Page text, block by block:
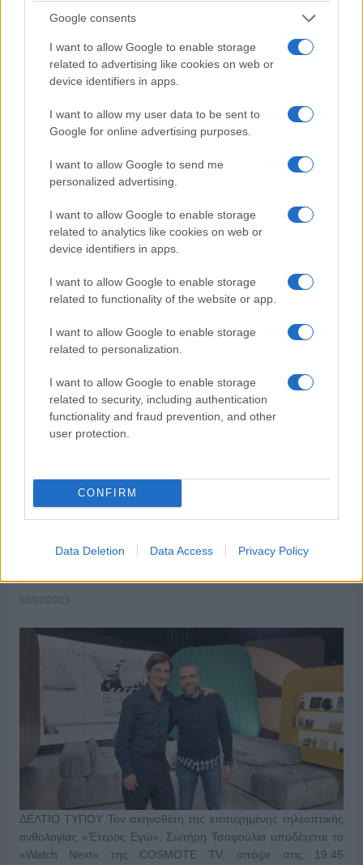
Google consents
I want to allow Google to enable storage
related to advertising like cookies on web or
device identifiers in apps.
I want to allow my user data to be sent to
Google for online advertising purposes.
I want to allow Google to send me
personalized advertising.
I want to allow Google to enable storage
related to analytics like cookies on web or
device identifiers in apps.
I want to allow Google to enable storage
related to functionality of the website or app.
I want to allow Google to enable storage
related to personalization.
I want to allow Google to enable storage
related to security, including authentication
functionality and fraud prevention, and other
user protection.
CONFIRM
Data Deletion Data Access Privacy Policy
Η πρεμιέρα της 3ης σεζόν του «Έτερος Εγώ» της COSMOTE
TV με τίτλο «Έτερος Εγώ: Νέμεσις» είναι αύριο ,Δευτέρα 13
Φεβρουαρίου στις 23:00, στο COSMOTE CINEMA 1HD και
τέλους" παρακολουθούμε τον Νίκο Βανόρτα (Τάσος Νούσιας)
έχει αποταχθεί από …Διαβάστε Περισσότερα...
,
ΕΠΙΣΗΜΑΣΜΕΝΟ ΜΕ:
Ο Σωτήρης Τσαφούλιας στο «Watch
03/02/2023
ΔΕΛΤΙΟ ΤΥΠΟΥ Τον σκηνοθέτη της επιτυχημένης τηλεοπτικής
ανθολογίας «Έτερος Εγώ», Σωτήρη Τσαφούλια υποδέχεται το
«Watch Next» της COSMOTE TV, απόψε στις 19.45